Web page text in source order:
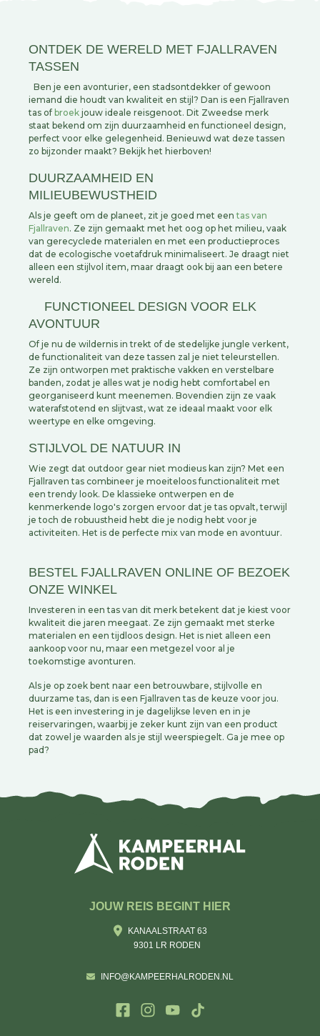
ONTDEK DE WERELD MET FJALLRAVEN
TASSEN
Ben je een avonturier, een stadsontdekker of gewoon
iemand die houdt van kwaliteit en stijl? Dan is een Fjallraven
tas of broek jouw ideale reisgenoot. Dit Zweedse merk
staat bekend om zijn duurzaamheid en functioneel design,
perfect voor elke gelegenheid. Benieuwd wat deze tassen
zo bijzonder maakt? Bekijk het hierboven!
DUURZAAMHEID EN
MILIEUBEWUSTHEID
Als je geeft om de planeet, zit je goed met eentas van
Fjallraven. Ze zijn gemaakt met het oog op het milieu, vaak
van gerecyclede materialen en met een productieproces
dat de ecologische voetafdruk minimaliseert. Je draagt niet
alleen een stijlvol item, maar draagt ook bij aan een betere
wereld.
FUNCTIONEEL DESIGN VOOR ELK
AVONTUUR
Of je nu de wildernis in trekt of de stedelijke jungle verkent,
de functionaliteit van deze tassen zal je niet teleurstellen.
Ze zijn ontworpen met praktische vakken en verstelbare
banden, zodat je alles wat je nodig hebt comfortabel en
georganiseerd kunt meenemen. Bovendien zijn ze vaak
waterafstotend en slijtvast, wat ze ideaal maakt voor elk
weertype en elke omgeving.
STIJLVOL DE NATUUR IN
Wie zegt dat outdoor gear niet modieus kan zijn? Met een
Fjallraven tas combineer je moeiteloos functionaliteit met
een trendy look. De klassieke ontwerpen en de
kenmerkende logo's zorgen ervoor dat je tas opvalt, terwijl
je toch de robuustheid hebt die je nodig hebt voor je
activiteiten. Het is de perfecte mix van mode en avontuur.
BESTEL FJALLRAVEN ONLINE OF BEZOEK
ONZE WINKEL
Investeren in een tas van dit merk betekent dat je kiest voor
kwaliteit die jaren meegaat. Ze zijn gemaakt met sterke
materialen en een tijdloos design. Het is niet alleen een
aankoop voor nu, maar een metgezel voor al je
toekomstige avonturen.
Als je op zoek bent naar een betrouwbare, stijlvolle en
duurzame tas, dan is een Fjallraven tas de keuze voor jou.
Het is een investering in je dagelijkse leven en in je
reiservaringen, waarbij je zeker kunt zijn van een product
dat zowel je waarden als je stijl weerspiegelt. Ga je mee op
pad?
JOUW REIS BEGINT HIER
KANAALSTRAAT 63
9301 LR RODEN
INFO@KAMPEERHALRODEN.NL